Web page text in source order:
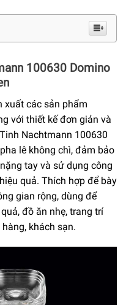
100630 Domino
xuất các sản phẩm
với thiết kế đơn giản và
Nachtmann 100630
lê không chì, đảm bảo
tay và sử dụng công
quả. Thích hợp để bày
gian rộng, dùng để
đồ ăn nhẹ, trang trí
khách sạn.